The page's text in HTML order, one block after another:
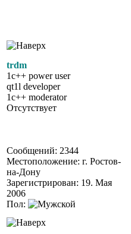
trdm
1c++ power user
qt1l developer
1c++ moderator
Отсутствует
Сообщений: 2344
Местоположение: г. Ростов-
на-Дону
Зарегистрирован: 19. Мая
2006
Пол: